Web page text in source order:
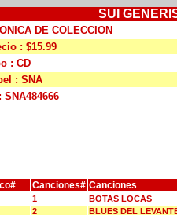
SUI
DE COLECCION
: $15.99
: CD
: SNA
: SNA484666
Canciones# Canciones
1
BOTAS LOCAS
2
BLUES DEL